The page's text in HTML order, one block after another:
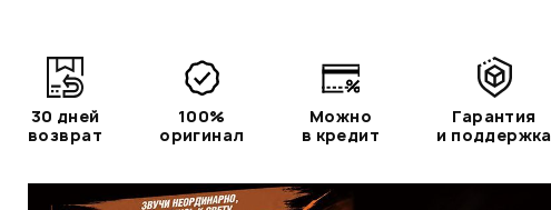
30 дней
возврат
100%
оригинал
Можно
в кредит
Гарантия
и поддержка